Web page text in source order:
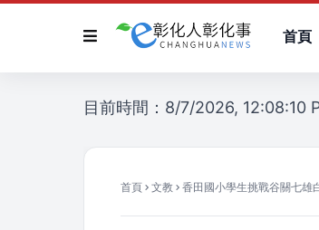
首頁
目前時間：8/7/2026, 12:08:10
首頁 文教 香田國小學生挑戰谷關七